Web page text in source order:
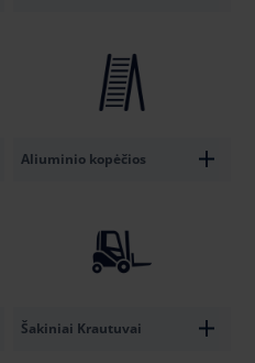
Aliuminio kopėčios
Šakiniai Krautuvai